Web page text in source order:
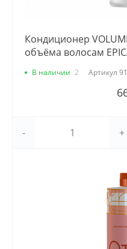
Кондиционер
объёма волосам
В наличии 2 Артикул
- +